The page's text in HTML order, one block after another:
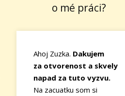
o mé práci?
Ahoj Zuzka. Dakujem
za otvorenost a skvely
napad za tuto vyzvu.
Na zacuatku som si